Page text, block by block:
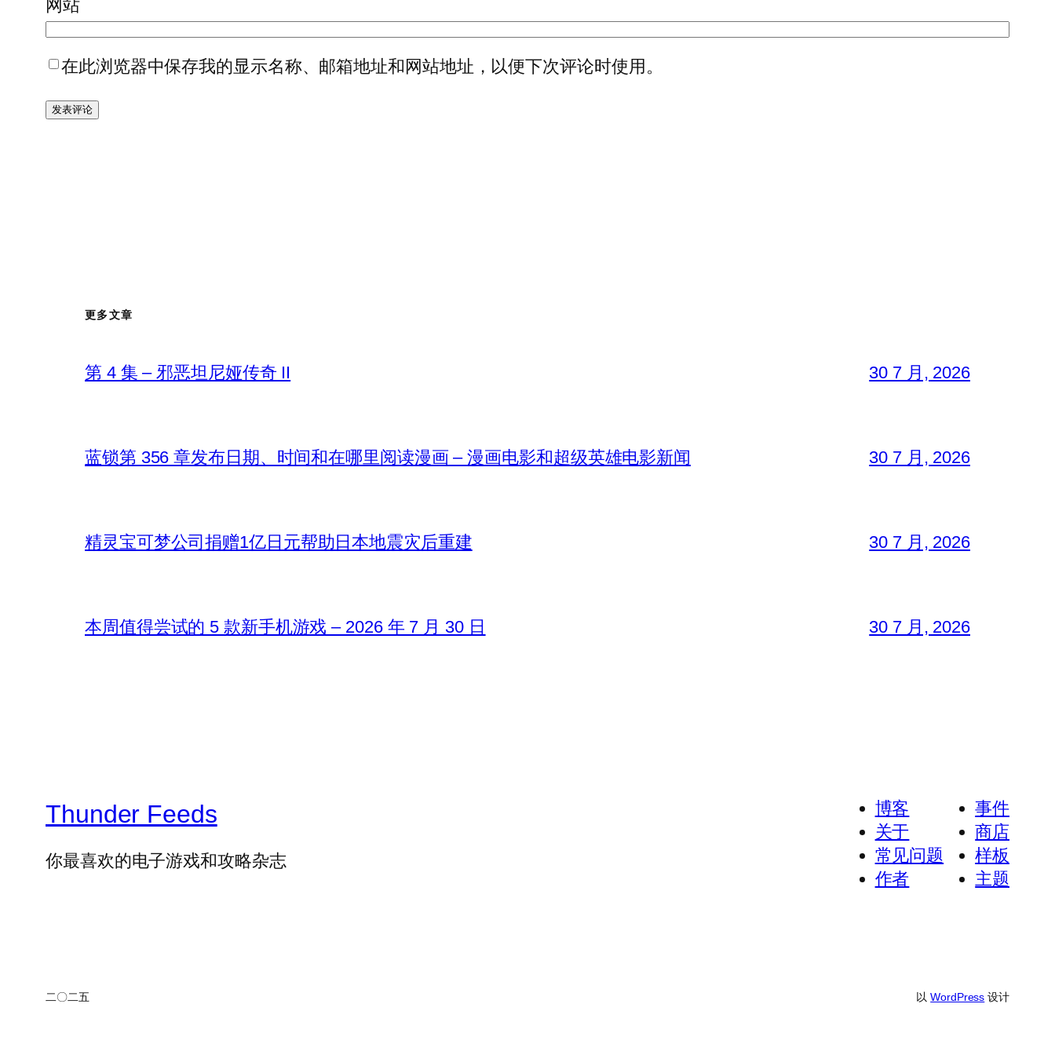
网站
在此浏览器中保存我的显示名称、邮箱地址和网站地址，以便下次评论时使用。
更多文章
第 4 集 – 邪恶坦尼娅传奇 II 30 7 月, 2026
蓝锁第 356 章发布日期、时间和在哪里阅读漫画 – 漫画电影和超级英雄电影新闻 30 7 月, 2026
精灵宝可梦公司捐赠1亿日元帮助日本地震灾后重建 30 7 月, 2026
本周值得尝试的 5 款新手机游戏 – 2026 年 7 月 30 日 30 7 月, 2026
Thunder Feeds
你最喜欢的电子游戏和攻略杂志
博客
关于
常见问题
作者
事件
商店
样板
主题
二〇二五 以WordPress 设计